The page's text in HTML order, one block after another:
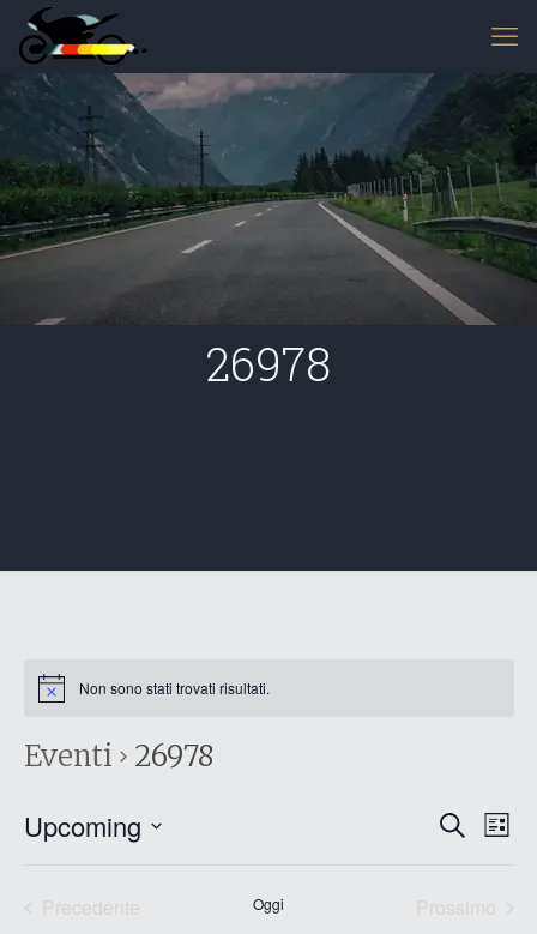
26978
Non sono stati trovati risultati.
Eventi 26978
Eventi
Cerca List
Upcoming
Oggi